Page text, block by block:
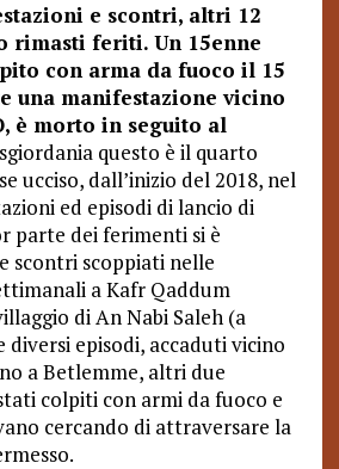
e scontri, altri 12
rimasti feriti. Un 15enne
con arma da fuoco il 15
una manifestazione vicino
è morto in seguito al
questo è il quarto
ucciso, dall’inizio del 2018, nel
ed episodi di lancio di
parte dei ferimenti si è
scontri scoppiati nelle
a Kafr Qaddum
di An Nabi Saleh (a
diversi episodi, accaduti vicino
a Betlemme, altri due
colpiti con armi da fuoco e
cercando di attraversare la